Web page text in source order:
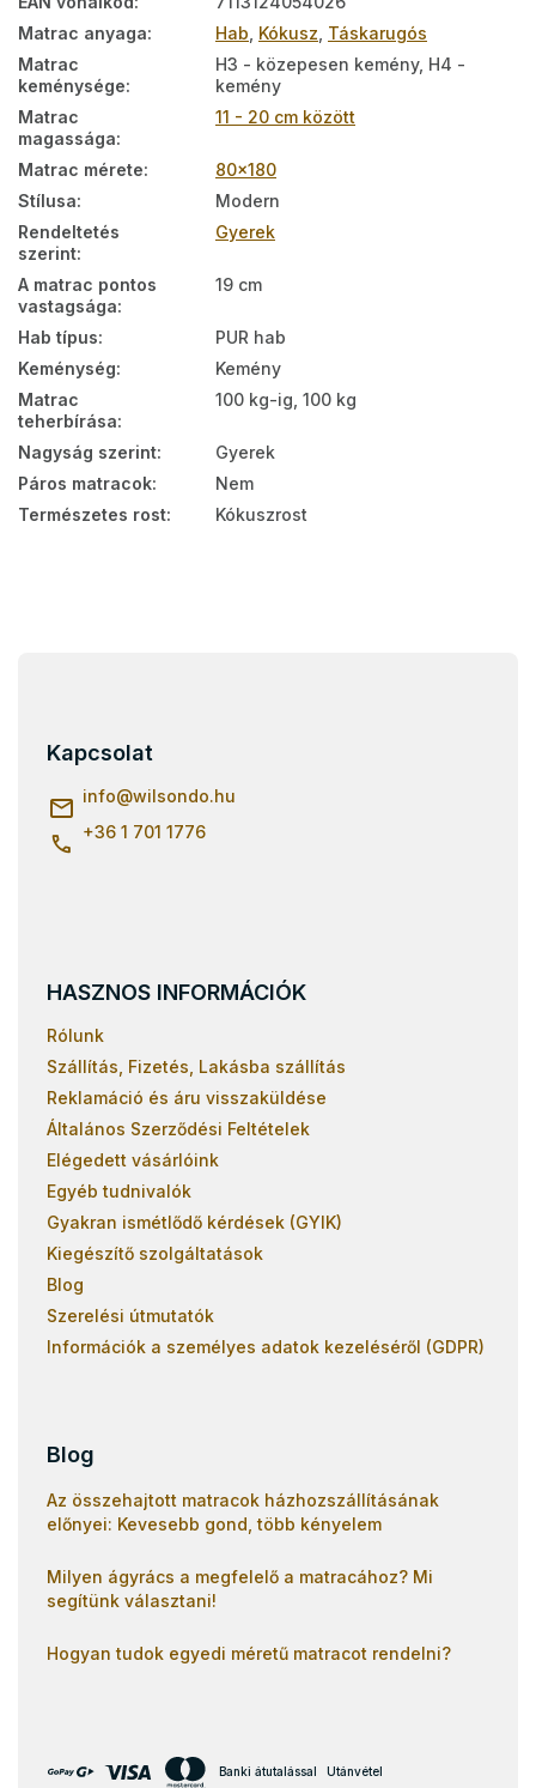
Matrac anyaga: Hab Kókusz Táskarugós
Matrac
keménysége:
H3 - közepesen kemény, H4 -
kemény
Matrac
magassága:
11 - 20 cm között
Matrac mérete:
80x180
Stílusa:
Modern
Rendeltetés
szerint:
Gyerek
A matrac pontos
vastagsága:
19 cm
Hab típus:
PUR hab
Keménység:
Kemény
Matrac
teherbírása:
100 kg-ig, 100 kg
Nagyság szerint:
Gyerek
Páros matracok:
Nem
Természetes rost: Kókuszrost
Kapcsolat
info@wilsondo.hu
+36 1 701 1776
HASZNOS INFORMÁCIÓK
Rólunk
Szállítás, Fizetés, Lakásba szállítás
Reklamáció és áru visszaküldése
Általános Szerződési Feltételek
Elégedett vásárlóink
Egyéb tudnivalók
Gyakran ismétlődő kérdések (GYIK)
Kiegészítő szolgáltatások
Blog
Szerelési útmutatók
Információk a személyes adatok kezeléséről (GDPR)
Blog
Az összehajtott matracok házhozszállításának
előnyei: Kevesebb gond, több kényelem
Milyen ágyrács a megfelelő a matracához? Mi
segítünk választani!
Hogyan tudok egyedi méretű matracot rendelni?
Banki átutalással Utánvétel